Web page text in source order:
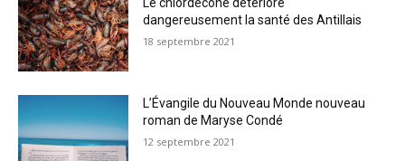
dangereusement la santé des Antillais
18 septembre 2021
L’Évangile du Nouveau Monde nouveau
roman de Maryse Condé
12 septembre 2021